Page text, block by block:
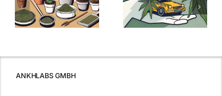
Was Sie über
Cannabis und
müssen
Samen
kaufen: Alles
was Sie
ANKHLABS GMBH